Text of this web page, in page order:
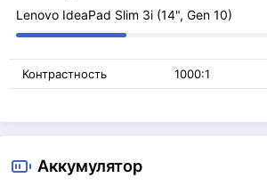
Lenovo IdeaPad Slim 3i (14", Gen 10)
Контрастность 1000:1
Аккумулятор